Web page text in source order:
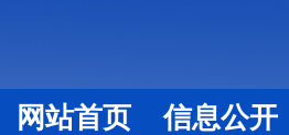
网站首页 信息公开